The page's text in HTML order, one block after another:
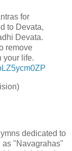
for
to Devata,
Devata.
remove
your life.
dedicated to
"Navagrahas"